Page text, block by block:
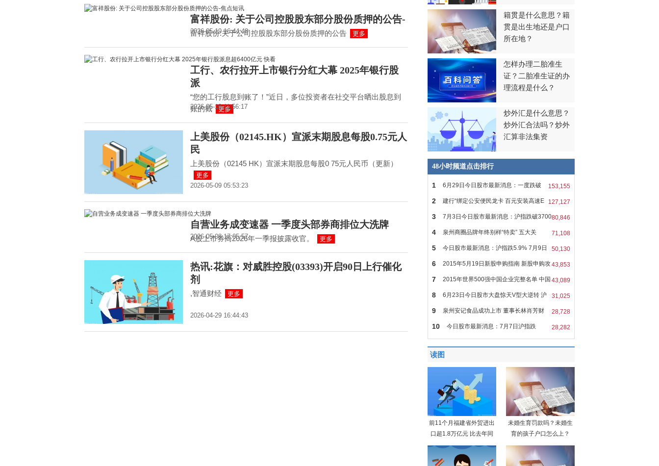
富祥股份: 关于公司控股股东部分股份质押的公告-
富祥股份:关于公司控股股东部分股份质押的公告 更多
2026-05-19 16:44:48
工行、农行拉开上市银行分红大幕 2025年银行股
派
“您的工行股息到账了！”近日，多位投资者在社交平台晒出股息到
账的截
更多
2026-05-18 11:56:17
上美股份（02145.HK）宣派末期股息每股0.75元人
民
上美股份（02145 HK）宣派末期股息每股0 75元人民币（更新）
更多
2026-05-09 05:53:23
自营业务成变速器 一季度头部券商排位大洗牌
A股上市券商2026年一季报披露收官。 更多
2026-05-08 17:05:57
热讯:花旗：对威胜控股(03393)开启90日上行催化
剂
,智通财经 更多
2026-04-29 16:44:43
籍贯是什么意思？籍
贯是出生地还是户口
所在地？
怎样办理二胎准生
证？二胎准生证的办
理流程是什么？
炒外汇是什么意思？
炒外汇合法吗？炒外
汇算非法集资
48小时频道点击排行
153,155
1 6月29日今日股市最新消息：一度跌破
3900 127,127
2 建行“绑定公安便民龙卡 百元安装高速E
80,846
3 7月3日今日股市最新消息：沪指跌破3700
71,108
4 泉州商圈品牌年终别样“特卖” 五大关
50,130
5 今日股市最新消息：沪指跌5.9% 7月9日
43,853
6 2015年5月19日新股申购指南 新股申购攻
43,089
7 2015年世界500强中国企业完整名单 中国
31,025
8 6月23日今日股市大盘惊天V型大逆转 沪
28,728
9 泉州安记食品成功上市 董事长林肖芳财
28,282
10 今日股市最新消息：7月7日沪指跌
1.29%
读图
前11个月福建省外贸进出
口超1.8万亿元 比去年同
未婚生育罚款吗？未婚生
育的孩子户口怎么上？